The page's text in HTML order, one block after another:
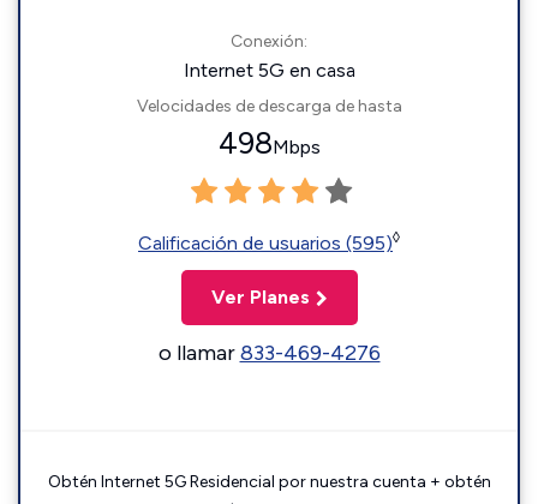
Conexión:
Internet 5G en casa
Velocidades de descarga de hasta
498Mbps
Calificación de usuarios (595)◊
Ver Planes
o llamar833-469-4276
Obtén Internet 5G Residencial por nuestra cuenta + obtén